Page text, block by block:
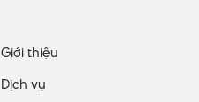
Giới thiệu
Dịch vụ